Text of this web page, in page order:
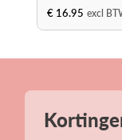
€ 16.95 excl